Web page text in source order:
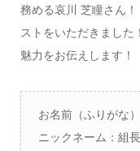
務める哀川 芝瞳さん
ストをいただきまし
魅力をお伝えします！
お名前（ふりがな
ニックネーム：組